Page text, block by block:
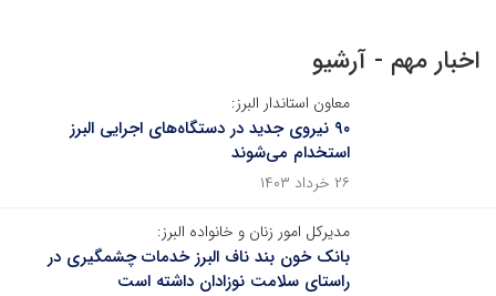
اخبار مهم - آرشیو
معاون استاندار البرز:
۹۰ نیروی جدید در دستگاه‌های اجرایی البرز
استخدام می‌شوند
۲۶ خرداد ۱۴۰۳
مدیرکل امور زنان و خانواده البرز:
بانک خون بند ناف البرز خدمات چشمگیری در
راستای سلامت نوزادان داشته است